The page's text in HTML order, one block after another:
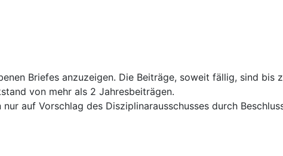
Briefes anzuzeigen. Die Beiträge, soweit fällig, sind bis
von mehr als 2 Jahresbeiträgen.
auf Vorschlag des Disziplinarausschusses durch